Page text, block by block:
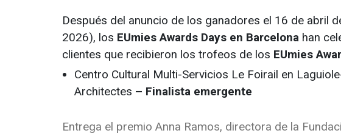
Después del anuncio de los ganadores el 16 de abril
2026), los EUmies Awards Days en Barcelona han
clientes que recibieron los trofeos de los EUmies
Centro Cultural Multi-Servicios Le Foirail en
Architectes – Finalista emergente
Entrega el premio Anna Ramos, directora de la